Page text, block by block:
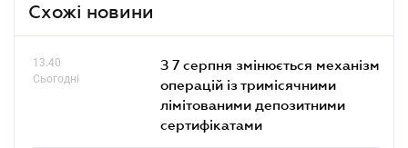
Схожі новини
13.40
Сьогодні
З 7 серпня змінюється механізм
операцій із тримісячними
лімітованими депозитними
сертифікатами